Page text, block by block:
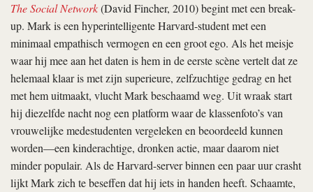
The Social Network(David Fincher, 2010) begint met een break-
up. Mark is een hyperintelligente Harvard-student met een
minimaal empathisch vermogen en een groot ego. Als het meisje
waar hij mee aan het daten is hem in de eerste scène vertelt dat ze
helemaal klaar is met zijn superieure, zelfzuchtige gedrag en het
met hem uitmaakt, vlucht Mark beschaamd weg. Uit wraak start
hij diezelfde nacht nog een platform waar de klassenfoto’s van
vrouwelijke medestudenten vergeleken en beoordeeld kunnen
worden—een kinderachtige, dronken actie, maar daarom niet
minder populair. Als de Harvard-server binnen een paar uur crasht
lijkt Mark zich te beseffen dat hij iets in handen heeft. Schaamte,